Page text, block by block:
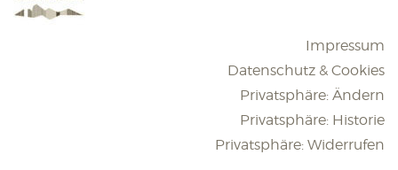
Impressum
Datenschutz & Cookies
Privatsphäre: Ändern
Privatsphäre: Historie
Privatsphäre: Widerrufen